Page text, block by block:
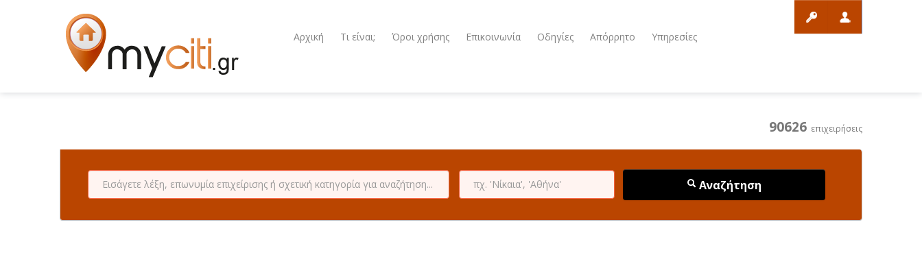
Αρχική Τι είναι; Όροι χρήσης Επικοινωνία Οδηγίες Απόρρητο Υπηρεσίες
90626 επιχειρήσεις
Αναζήτηση